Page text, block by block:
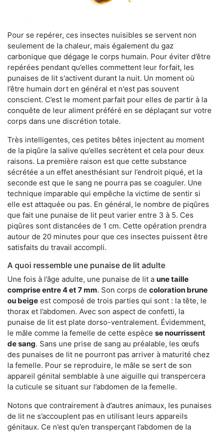
Pour se repérer, ces insectes nuisibles se servent non
seulement de la chaleur, mais également du gaz
carbonique que dégage le corps humain. Pour éviter d’être
repérées pendant qu’elles commettent leur forfait, les
punaises de lit s'activent durant la nuit. Un moment où
l’être humain dort en général et n'est pas souvent
conscient. C’est le moment parfait pour elles de partir à la
conquête de leur aliment préféré en se déplaçant sur votre
corps dans une discrétion totale.
Très intelligentes, ces petites bêtes injectent au moment
de la piqûre la salive qu’elles secrètent et cela pour deux
raisons. La première raison est que cette substance
sécrétée a un effet anesthésiant sur l’endroit piqué, et la
seconde est que le sang ne pourra pas se coaguler. Une
technique imparable qui empêche la victime de sentir si
elle est attaquée ou pas. En général, le nombre de piqûres
que fait une punaise de lit peut varier entre 3 à 5. Ces
piqûres sont distancées de 1 cm. Cette opération prendra
autour de 20 minutes pour que ces insectes puissent être
satisfaits du travail accompli.
A quoi ressemble une punaise de lit adulte
Une fois à l’âge adulte, une punaise de lit a une taille
comprise entre 4 et 7 mm. Son corps de coloration brune
ou beige est composé de trois parties qui sont : la tête, le
thorax et l’abdomen. Avec son aspect de confetti, la
punaise de lit est plate dorso-ventralement. Évidemment,
le mâle comme la femelle de cette espèce se nourrissent
de sang. Sans une prise de sang au préalable, les œufs
des punaises de lit ne pourront pas arriver à maturité chez
la femelle. Pour se reproduire, le mâle se sert de son
appareil génital semblable à une aiguille qui transpercera
la cuticule se situant sur l’abdomen de la femelle.
Notons que contrairement à d’autres animaux, les punaises
de lit ne s’accouplent pas en utilisant leurs appareils
génitaux. Ce n’est qu’en transperçant l’abdomen de la